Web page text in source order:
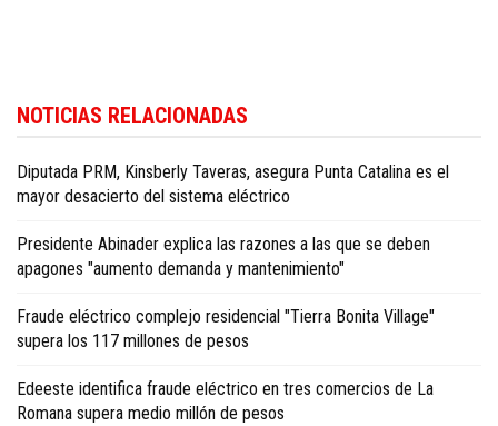
business news in English.
NOTICIAS RELACIONADAS
Diputada PRM, Kinsberly Taveras, asegura Punta Catalina es el
mayor desacierto del sistema eléctrico
Presidente Abinader explica las razones a las que se deben
apagones "aumento demanda y mantenimiento"
Fraude eléctrico complejo residencial "Tierra Bonita Village"
supera los 117 millones de pesos
Edeeste identifica fraude eléctrico en tres comercios de La
Romana supera medio millón de pesos